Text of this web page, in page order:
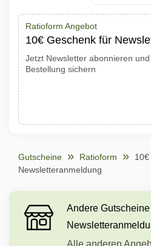
Ratioform Angebot
10€ Geschenk für
Jetzt Newsletter abonnieren
Bestellung sichern
Gutscheine Ratioform
Newsletteranmeldung
Andere
Alle anderen